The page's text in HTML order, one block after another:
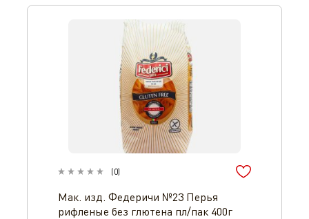
(0)
Мак. изд. Федеричи №23 Перья
рифленые без глютена пл/пак 400г